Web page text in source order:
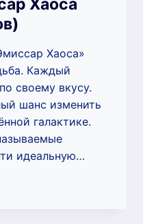
Хаоса
Хаоса»
Каждый
своему вкусу.
шанс изменить
галактике.
идеальную…